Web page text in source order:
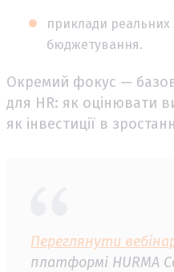
приклади реальних
бюджетування.
Окремий фокус —
для HR: як оцінювати
як інвестиції в
Переглянути
платформі HURMA